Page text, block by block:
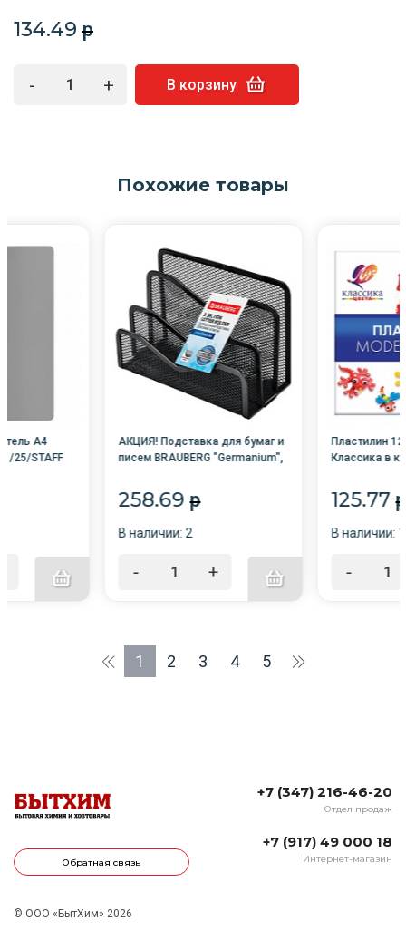
134.49 p
- + В корзину
Похожие товары
А4
/25/STAFF
АКЦИЯ! Подставка для бумаг и
писем BRAUBERG "Germanium",
мм, черная,
258.69 p
В наличии: 2
- +
Пластилин
Классика в
125.77 p
В наличии:
-
1 2 3 4 5
Обратная связь
+7 (347) 216-46-20
Отдел продаж
+7 (917) 49 000 18
Интернет-магазин
© ООО «БытХим» 2026